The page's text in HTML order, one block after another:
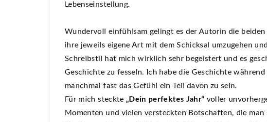
Lebenseinstellung.
Wundervoll einfühlsam gelingt es der Autorin die
ihre jeweils eigene Art mit dem Schicksal umzugehen
Schreibstil hat mich wirklich sehr begeistert und es
Geschichte zu fesseln. Ich habe die Geschichte
manchmal fast das Gefühl ein Teil davon zu sein.
Für mich steckte „Dein perfektes Jahr“ voller
Momenten und vielen versteckten Botschaften, die man